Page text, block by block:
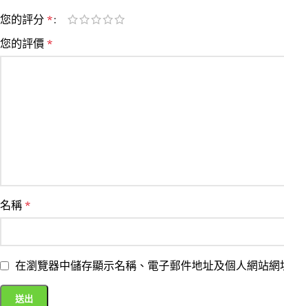
您的評分 *
您的評價 *
名稱 *
在瀏覽器中儲存顯示名稱、電子郵件地址及個人網站網